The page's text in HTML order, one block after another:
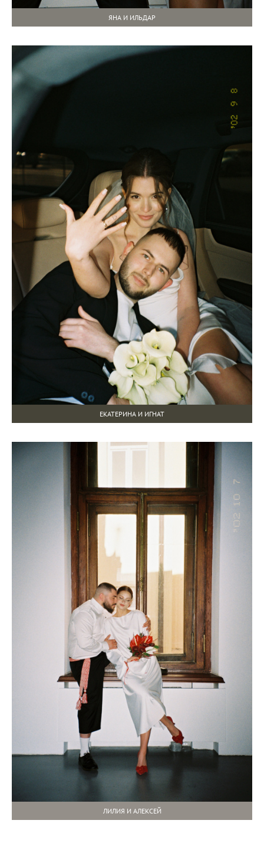
ЯНА И ИЛЬДАР
ЕКАТЕРИНА И ИГНАТ
ЛИЛИЯ И АЛЕКСЕЙ